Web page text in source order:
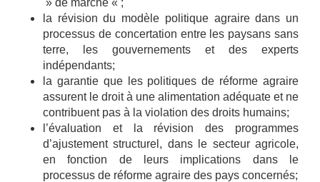
» de marché « ;
la révision du modèle politique agraire dans un
processus de concertation entre les paysans sans
terre, les gouvernements et des experts
indépendants;
la garantie que les politiques de réforme agraire
assurent le droit à une alimentation adéquate et ne
contribuent pas à la violation des droits humains;
l’évaluation et la révision des programmes
d’ajustement structurel, dans le secteur agricole,
en fonction de leurs implications dans le
processus de réforme agraire des pays concernés;